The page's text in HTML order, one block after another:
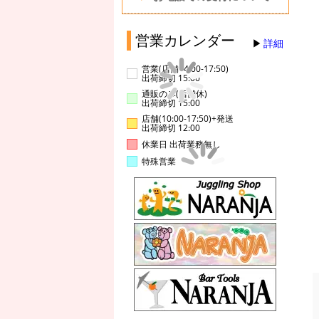
営業カレンダー 詳細
営業(店舗14:00-17:50)
出荷締切 15:00
通販のみ(店舗休)
出荷締切 15:00
店舗(10:00-17:50)+発送
出荷締切 12:00
休業日 出荷業務無し
特殊営業